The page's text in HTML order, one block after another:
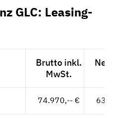
GLC: Leasing-
Brutto inkl.
MwSt.
Netto
74.970,-- €